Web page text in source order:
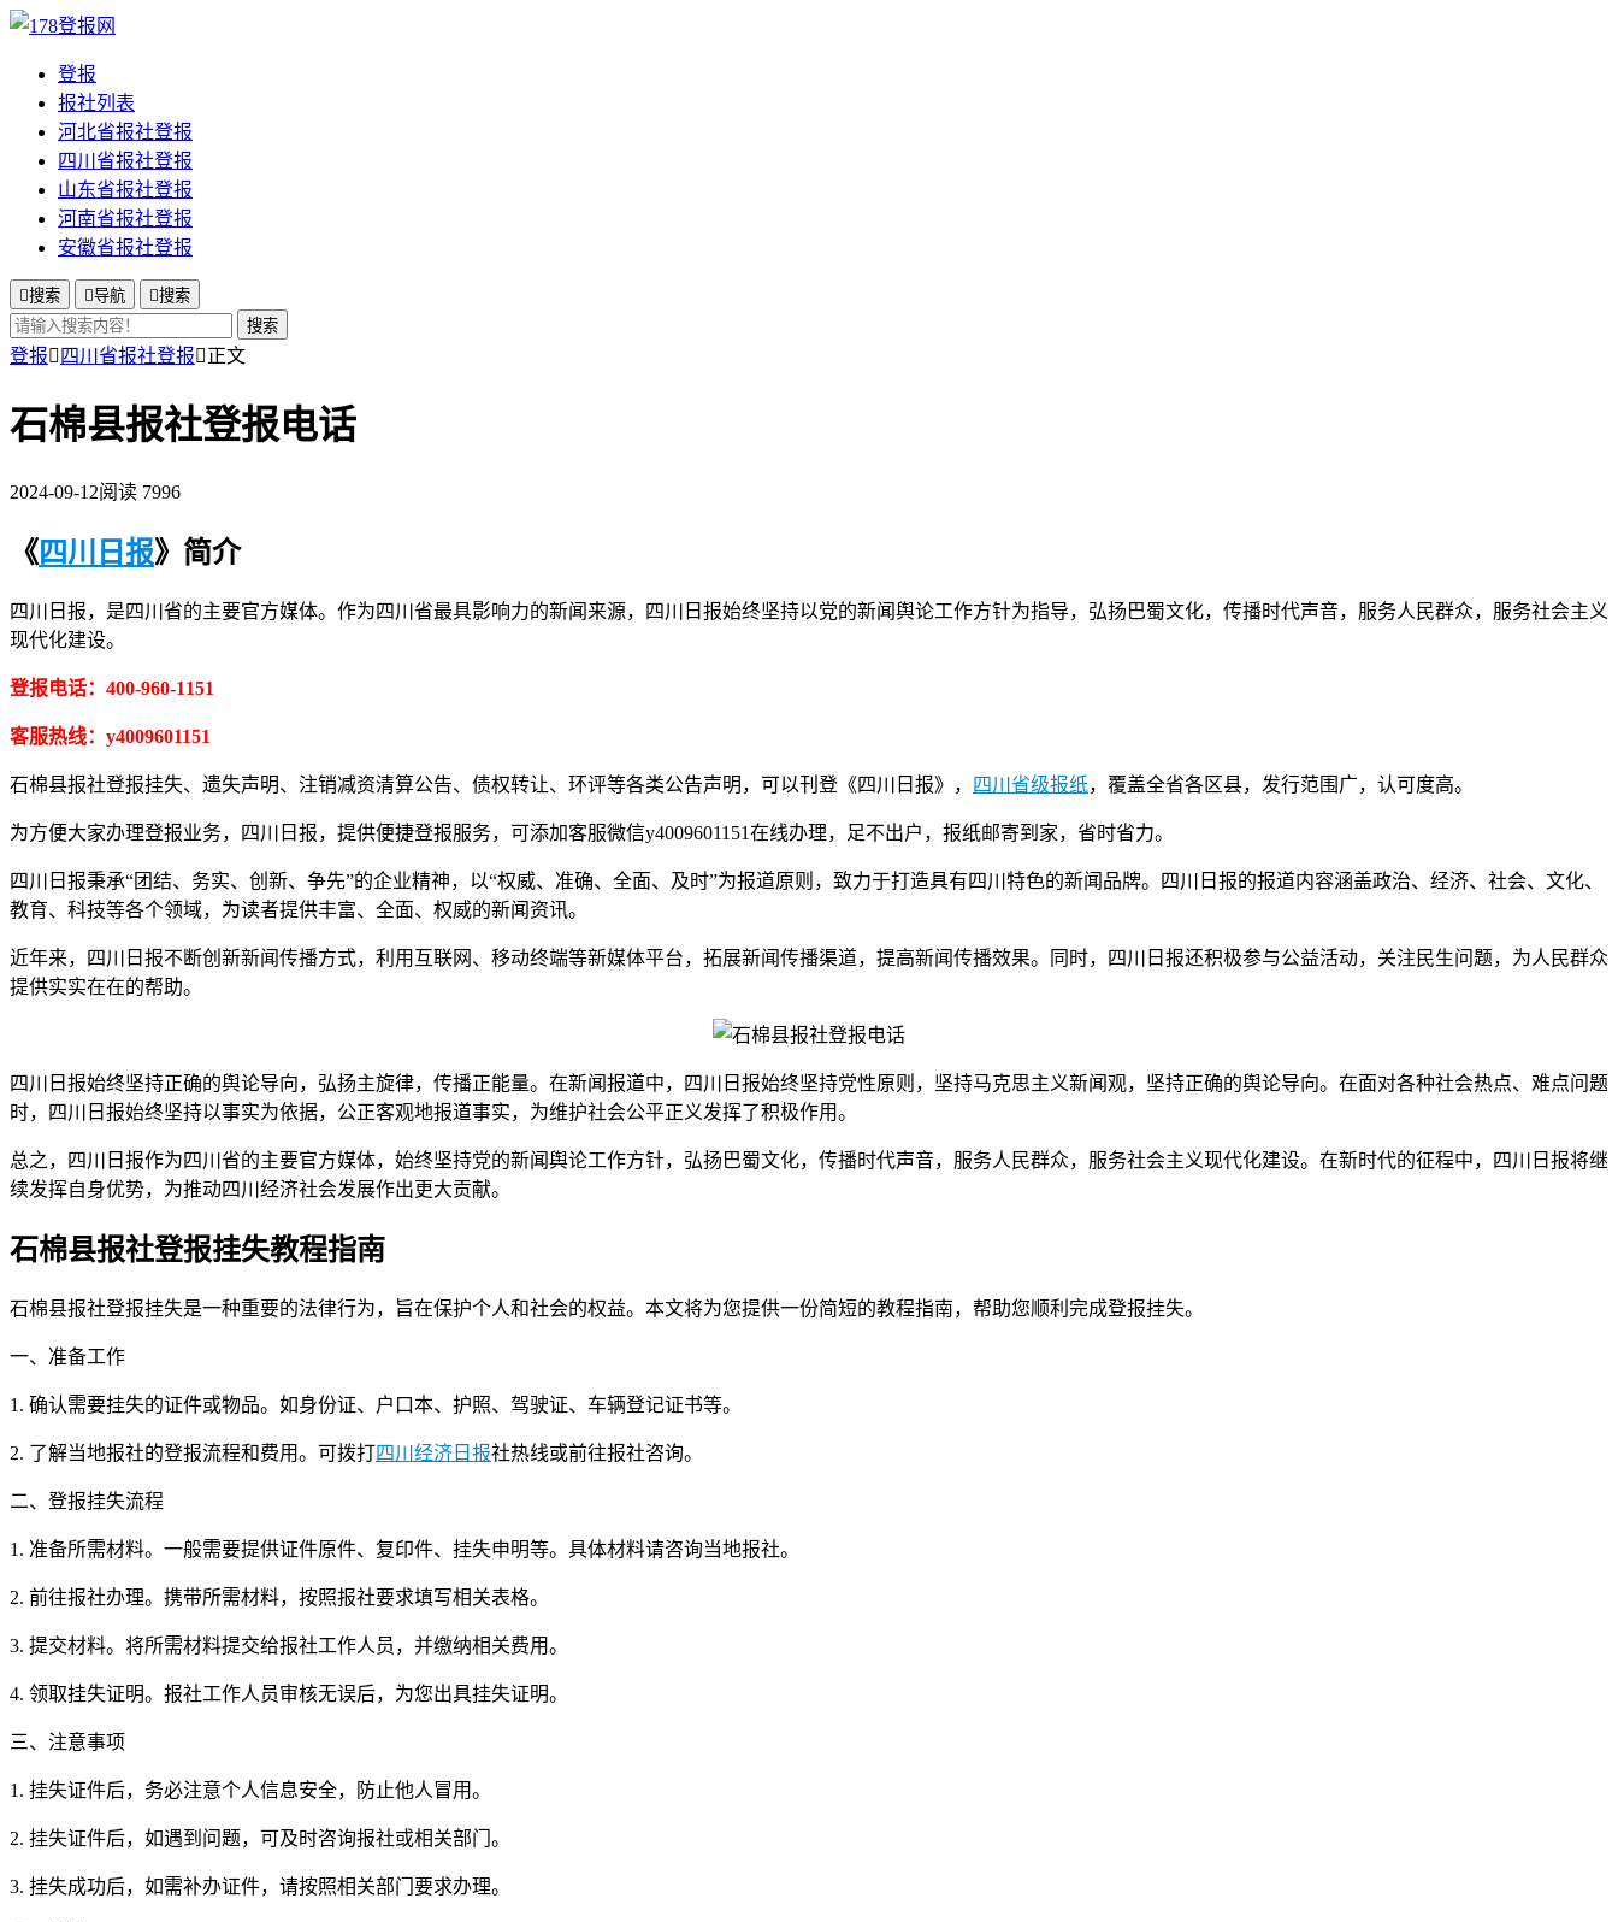
登报
报社列表
河北省报社登报
四川省报社登报
山东省报社登报
河南省报社登报
安徽省报社登报
搜索 导航 搜索
搜索
登报 四川省报社登报正文
石棉县报社登报电话
2024-09-12阅读 7996
《 四川日报》简介
四川日报，是四川省的主要官方媒体。作为四川省最具影响力的新闻来源，四川日报始终坚持以党的新闻舆论工作方针为指导，弘扬巴蜀文化，传播时代声音，服务人民群众，服务社会主义
现代化建设。
登报电话：400-960-1151
客服热线：y4009601151
石棉县报社登报挂失、遗失声明、注销减资清算公告、债权转让、环评等各类公告声明，可以刊登《四川日报》， 四川省级报纸，覆盖全省各区县，发行范围广，认可度高。
为方便大家办理登报业务，四川日报，提供便捷登报服务，可添加客服微信y4009601151在线办理，足不出户，报纸邮寄到家，省时省力。
四川日报秉承“团结、务实、创新、争先”的企业精神，以“权威、准确、全面、及时”为报道原则，致力于打造具有四川特色的新闻品牌。四川日报的报道内容涵盖政治、经济、社会、文化、
教育、科技等各个领域，为读者提供丰富、全面、权威的新闻资讯。
近年来，四川日报不断创新新闻传播方式，利用互联网、移动终端等新媒体平台，拓展新闻传播渠道，提高新闻传播效果。同时，四川日报还积极参与公益活动，关注民生问题，为人民群众
提供实实在在的帮助。
四川日报始终坚持正确的舆论导向，弘扬主旋律，传播正能量。在新闻报道中，四川日报始终坚持党性原则，坚持马克思主义新闻观，坚持正确的舆论导向。在面对各种社会热点、难点问题
时，四川日报始终坚持以事实为依据，公正客观地报道事实，为维护社会公平正义发挥了积极作用。
总之，四川日报作为四川省的主要官方媒体，始终坚持党的新闻舆论工作方针，弘扬巴蜀文化，传播时代声音，服务人民群众，服务社会主义现代化建设。在新时代的征程中，四川日报将继
续发挥自身优势，为推动四川经济社会发展作出更大贡献。
石棉县报社登报挂失教程指南
石棉县报社登报挂失是一种重要的法律行为，旨在保护个人和社会的权益。本文将为您提供一份简短的教程指南，帮助您顺利完成登报挂失。
一、准备工作
1. 确认需要挂失的证件或物品。如身份证、户口本、护照、驾驶证、车辆登记证书等。
2. 了解当地报社的登报流程和费用。可拨打四川经济日报社热线或前往报社咨询。
二、登报挂失流程
1. 准备所需材料。一般需要提供证件原件、复印件、挂失申明等。具体材料请咨询当地报社。
2. 前往报社办理。携带所需材料，按照报社要求填写相关表格。
3. 提交材料。将所需材料提交给报社工作人员，并缴纳相关费用。
4. 领取挂失证明。报社工作人员审核无误后，为您出具挂失证明。
三、注意事项
1. 挂失证件后，务必注意个人信息安全，防止他人冒用。
2. 挂失证件后，如遇到问题，可及时咨询报社或相关部门。
3. 挂失成功后，如需补办证件，请按照相关部门要求办理。